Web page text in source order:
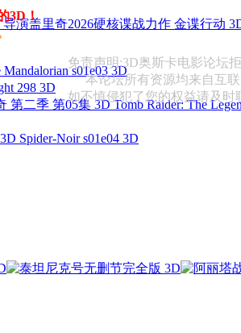
导演盖里奇2026硬核谍战力作 金谍行动
s01e03 3D
298 3D
二季 第05集 3D Tomb Raider: The
Spider-Noir s01e04 3D
3D！
免责声明:3D奥斯卡电影论坛
本论坛所有资源均来自互
如不慎侵犯了您的权益请及时